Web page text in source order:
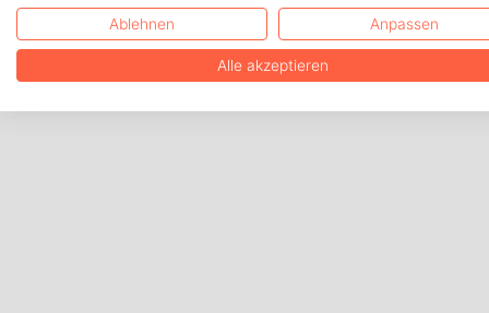
Ablehnen Anpassen
Alle akzeptieren